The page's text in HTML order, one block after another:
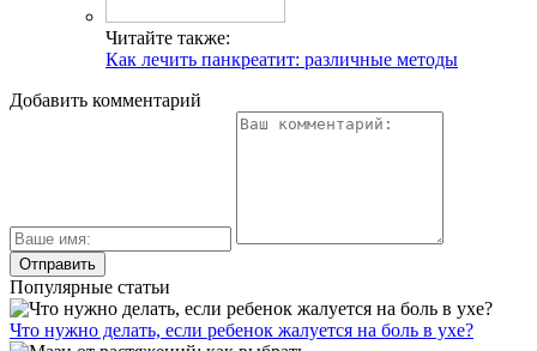
Читайте также:
Как лечить панкреатит: различные методы
Добавить комментарий
Популярные статьи
Что нужно делать, если ребенок жалуется на боль в ухе?